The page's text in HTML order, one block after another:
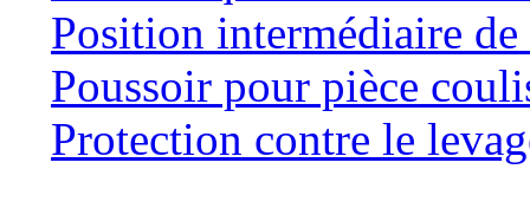
Position intermédiaire
Poussoir pour pièce
Protection contre le